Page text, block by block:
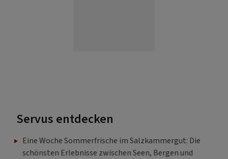
Servus entdecken
Eine Woche Sommerfrische im Salzkammergut: Die
schönsten Erlebnisse zwischen Seen, Bergen und